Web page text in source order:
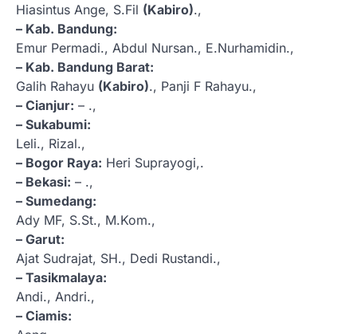
Hiasintus Ange, S.Fil (Kabiro).,
– Kab. Bandung:
Emur Permadi., Abdul Nursan., E.Nurhamidin.,
– Kab. Bandung Barat:
Galih Rahayu (Kabiro)., Panji F Rahayu.,
– Cianjur: – .,
– Sukabumi:
Leli., Rizal.,
– Bogor Raya: Heri Suprayogi,.
– Bekasi: – .,
– Sumedang:
Ady MF, S.St., M.Kom.,
– Garut:
Ajat Sudrajat, SH., Dedi Rustandi.,
– Tasikmalaya:
Andi., Andri.,
– Ciamis: